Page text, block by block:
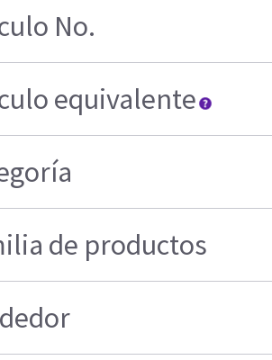
No.
equivalente
de productos